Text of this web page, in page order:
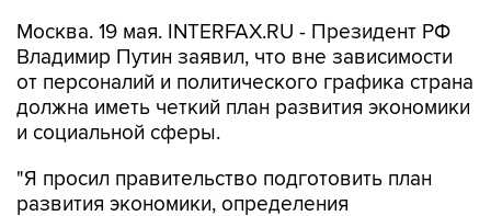
Москва. 19 мая. INTERFAX.RU - Президент РФ
Владимир Путин заявил, что вне зависимости
от персоналий и политического графика страна
должна иметь четкий план развития экономики
и социальной сферы.
"Я просил правительство подготовить план
развития экономики, определения